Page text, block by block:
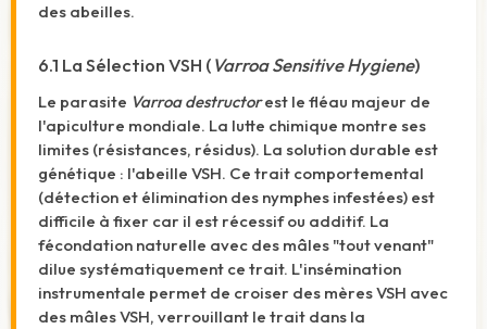
des abeilles.
6.1 La Sélection VSH (Varroa Sensitive Hygiene)
Le parasite Varroa destructorest le fléau majeur de
l'apiculture mondiale. La lutte chimique montre ses
limites (résistances, résidus). La solution durable est
génétique : l'abeille VSH. Ce trait comportemental
(détection et élimination des nymphes infestées) est
difficile à fixer car il est récessif ou additif. La
fécondation naturelle avec des mâles "tout venant"
dilue systématiquement ce trait. L'insémination
instrumentale permet de croiser des mères VSH avec
des mâles VSH, verrouillant le trait dans la